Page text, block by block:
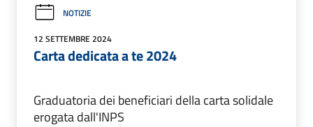
NOTIZIE
12 SETTEMBRE 2024
Carta dedicata a te 2024
Graduatoria dei beneficiari della carta solidale
erogata dall'INPS